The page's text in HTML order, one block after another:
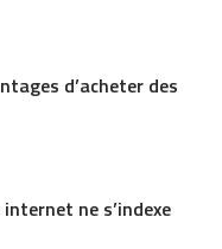
d’acheter des
ne s’indexe